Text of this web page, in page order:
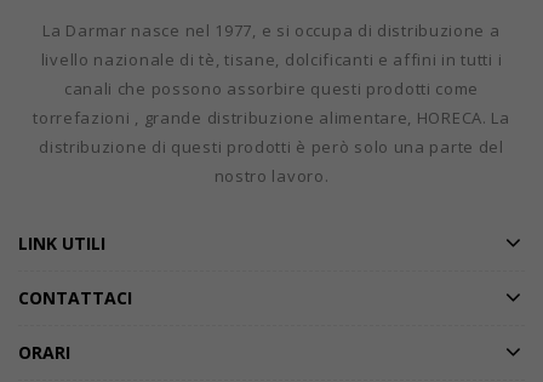
La Darmar nasce nel 1977, e si occupa di distribuzione a
livello nazionale di tè, tisane, dolcificanti e affini in tutti i
canali che possono assorbire questi prodotti come
torrefazioni , grande distribuzione alimentare, HORECA. La
distribuzione di questi prodotti è però solo una parte del
nostro lavoro.
LINK UTILI
CONTATTACI
ORARI